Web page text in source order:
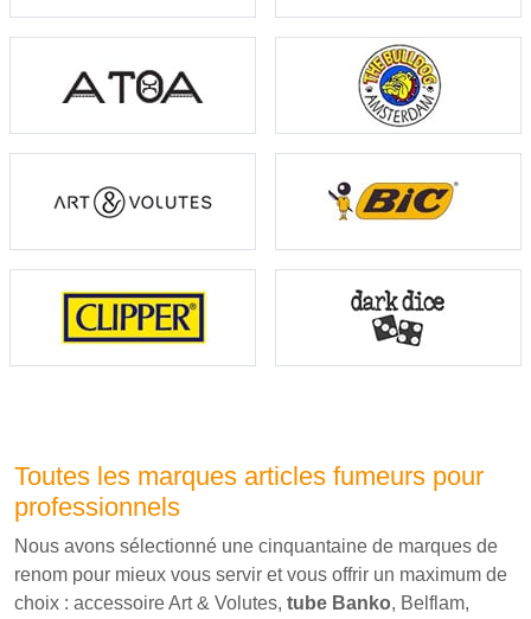
Toutes les marques articles fumeurs pour
professionnels
Nous avons sélectionné une cinquantaine de marques de
renom pour mieux vous servir et vous offrir un maximum de
choix : accessoire Art & Volutes, tube Banko, Belflam,